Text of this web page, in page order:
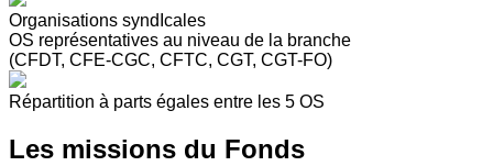
Organisations syndIcales
OS représentatives au niveau de la branche
(CFDT, CFE-CGC, CFTC, CGT, CGT-FO)
Répartition à parts égales entre les 5 OS
Les missions du Fonds